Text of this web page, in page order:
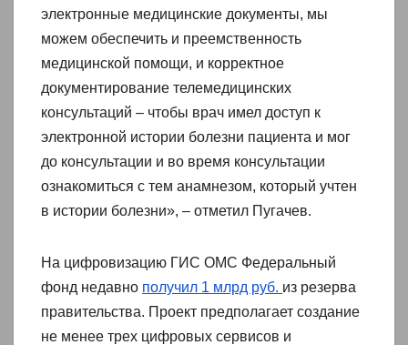
электронные медицинские документы, мы
можем обеспечить и преемственность
медицинской помощи, и корректное
документирование телемедицинских
консультаций – чтобы врач имел доступ к
электронной истории болезни пациента и мог
до консультации и во время консультации
ознакомиться с тем анамнезом, который учтен
в истории болезни», – отметил Пугачев.
На цифровизацию ГИС ОМС Федеральный
фонд недавно получил 1 млрд руб. из резерва
правительства. Проект предполагает создание
не менее трех цифровых сервисов и